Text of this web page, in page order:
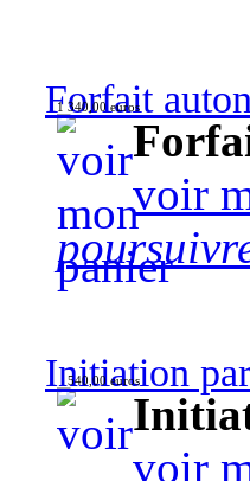
Forfait
1 340,00 euros
voir
Initiation
540,00 euros
voir